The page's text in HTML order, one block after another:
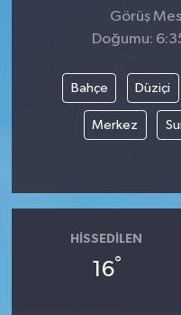
Görüş
Doğumu:
Bahçe Düziçi
Merkez
HISSEDILEN
16°